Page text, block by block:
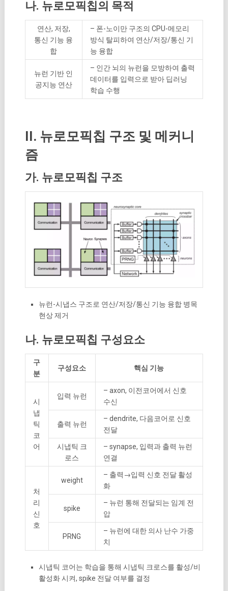
나. 뉴로모픽칩의 목적
연산, 저장,
통신 기능 융
합
– 폰-노이만 구조의 CPU-메모리
방식 탈피하여 연산/저장/통신 기
능 융합
뉴런 기반 인
공지능 연산
– 인간 뇌의 뉴런을 모방하여 출력
데이터를 입력으로 받아 딥러닝
학습 수행
II. 뉴로모픽칩 구조 및 메커니
즘
가. 뉴로모픽칩 구조
뉴런-시냅스 구조로 연산/저장/통신 기능 융합 병목
현상 제거
나. 뉴로모픽칩 구성요소
구
분
구성요소 핵심 기능
시
냅
틱
코
어
입력 뉴런
– axon, 이전코어에서 신호
수신
출력 뉴런
– dendrite, 다음코어로 신호
전달
시냅틱 크
로스
– synapse, 입력과 출력 뉴런
연결
처
리
신
호
weight
– 출력→입력 신호 전달 활성
화
spike
– 뉴런 통해 전달되는 임계 전
압
PRNG
– 뉴런에 대한 의사 난수 가중
치
시냅틱 코어는 학습을 통해 시냅틱 크로스를 활성/비
활성화 시켜, spike 전달 여부를 결정